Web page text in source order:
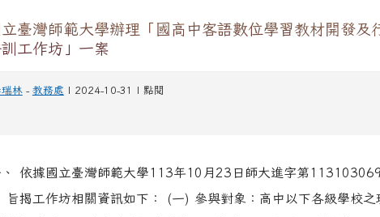
臺灣師範大學辦理「國高中客語數位學習教材開發及
工作坊」一案
瑞林- 教務處 | 2024-10-31 | 點閱
依據國立臺灣師範大學113年10月23日師大進字第
旨揭工作坊相關資訊如下： (一) 參與對象：高中以下各級學校之